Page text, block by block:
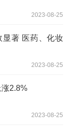
2023-08-25
显著 医药、化妆
2023-08-25
2.8%
2023-08-25